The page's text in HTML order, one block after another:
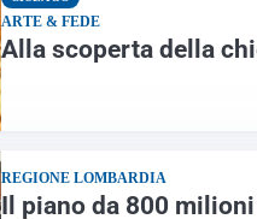
ARTE & FEDE
Alla scoperta della
REGIONE LOMBARDIA
Il piano da 800